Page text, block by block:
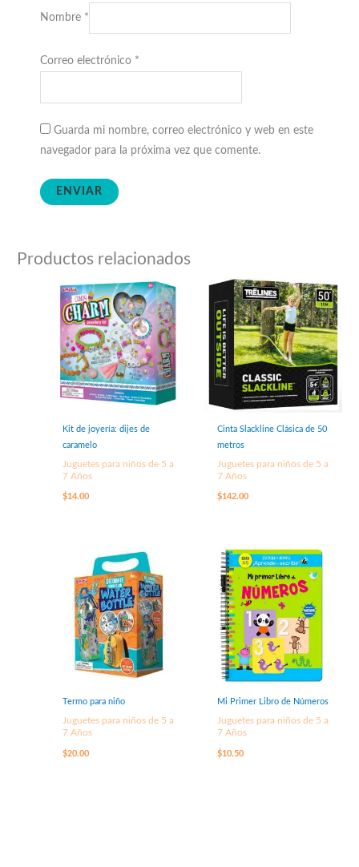
Nombre *
Correo electrónico *
Guarda mi nombre, correo electrónico y web en este
navegador para la próxima vez que comente.
Productos relacionados
Kit de joyería: dijes de
caramelo
Juguetes para niños de 5 a
7 Años
$14.00
Cinta Slackline Clásica de 50
metros
Juguetes para niños de 5 a
7 Años
$142.00
Termo para niño
Juguetes para niños de 5 a
7 Años
$20.00
Mi Primer Libro de Números
Juguetes para niños de 5 a
7 Años
$10.50